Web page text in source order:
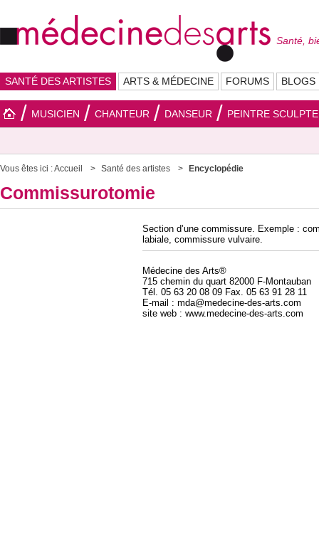
Santé,
SANTÉ DES ARTISTES ARTS & MÉDECINE FORUMS BLOGS
MUSICIEN CHANTEUR DANSEUR PEINTRE
Vous êtes ici :Accueil Santé des artistes Encyclopédie
Commissurotomie
Section d’une commissure. Exemple :
labiale, commissure vulvaire.
Médecine des Arts®
715 chemin du quart 82000 F-Montauban
Tél. 05 63 20 08 09 Fax. 05 63 91 28 11
E-mail : mda@medecine-des-arts.com
site web : www.medecine-des-arts.com